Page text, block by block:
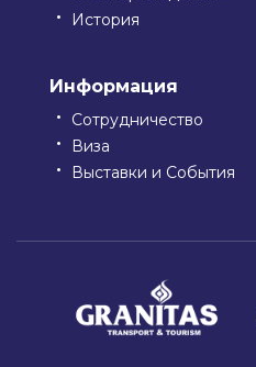
История
Информация
Сотрудничество
Виза
Выставки и События